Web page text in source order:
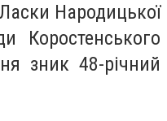
Народицької
Коростенського
зник 48-річний